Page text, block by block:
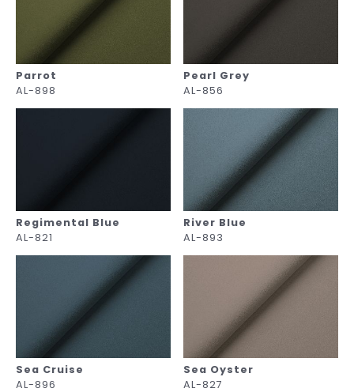
Parrot
AL-898
Pearl Grey
AL-856
Regimental Blue
AL-821
River Blue
AL-893
Sea Cruise
AL-896
Sea Oyster
AL-827